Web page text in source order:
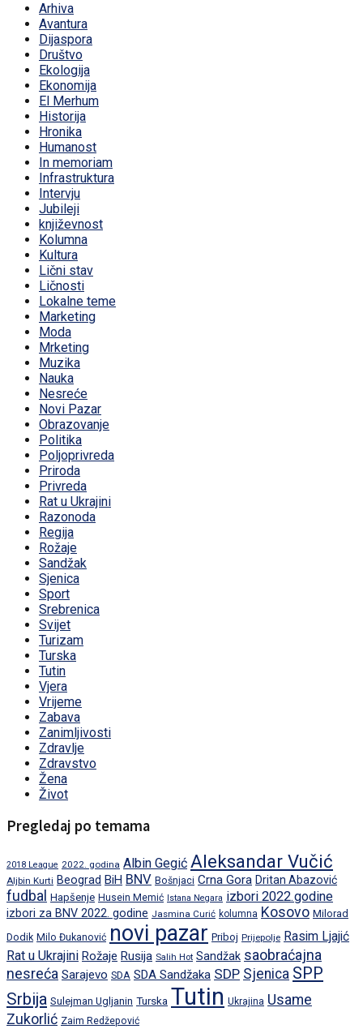
Arhiva
Avantura
Dijaspora
Društvo
Ekologija
Ekonomija
El Merhum
Historija
Hronika
Humanost
In memoriam
Infrastruktura
Intervju
Jubileji
književnost
Kolumna
Kultura
Lični stav
Ličnosti
Lokalne teme
Marketing
Moda
Mrketing
Muzika
Nauka
Nesreće
Novi Pazar
Obrazovanje
Politika
Poljoprivreda
Priroda
Privreda
Rat u Ukrajini
Razonoda
Regija
Rožaje
Sandžak
Sjenica
Sport
Srebrenica
Svijet
Turizam
Turska
Tutin
Vjera
Vrijeme
Zabava
Zanimljivosti
Zdravlje
Zdravstvo
Žena
Život
Pregledaj po temama
2018 League 2022. godina Albin Gegić Aleksandar Vučić
Aljbin Kurti Beograd BiH BNV Bošnjaci Crna Gora Dritan Abazović
fudbal Hapšenje Husein Memić Istana Negara izbori 2022.godine
izbori za BNV 2022. godine Jasmina Curić kolumna Kosovo Milorad
Dodik Milo Đukanović novi pazar Priboj Prijepolje Rasim Ljajić
Rat u Ukrajini Rožaje Rusija Salih Hot Sandžak saobraćajna
nesreća Sarajevo SDA SDA Sandžaka SDP Sjenica SPP
Srbija Sulejman Ugljanin Turska Tutin Ukrajina Usame
Zukorlić Zaim Redžepović